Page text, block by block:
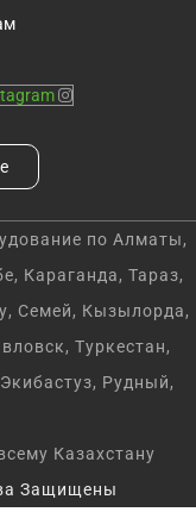
по Алматы,
Караганда, Тараз,
Семей, Кызылорда,
Туркестан,
Рудный,
Казахстану
Защищены